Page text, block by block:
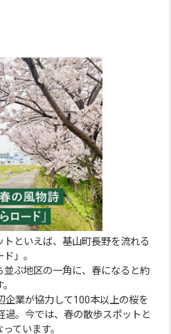
といえば、基山町長野を流れる
」。
並ぶ地区の一角に、春になると約
企業が協力して100本以上の桜を
過。今では、春の散歩スポットと
ています。